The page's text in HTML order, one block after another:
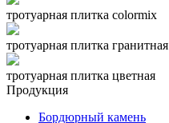
тротуарная плитка colormix
тротуарная плитка
тротуарная плитка цветная
Продукция
Бордюрный камень